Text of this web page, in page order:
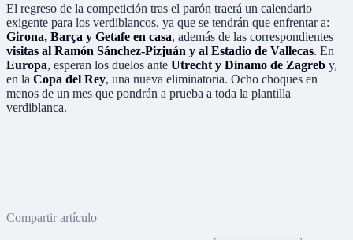
El regreso de la competición tras el parón traerá un calendario
exigente para los verdiblancos, ya que se tendrán que enfrentar a:
Girona, Barça y Getafe en casa, además de las correspondientes
visitas al Ramón Sánchez-Pizjuán y al Estadio de Vallecas. En
Europa, esperan los duelos ante Utrecht y Dinamo de Zagreb y,
en la Copa del Rey, una nueva eliminatoria. Ocho choques en
menos de un mes que pondrán a prueba a toda la plantilla
verdiblanca.
Compartir artículo